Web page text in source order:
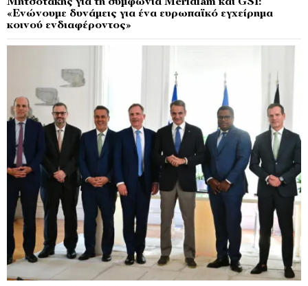
«Ενώνουμε δυνάμεις για ένα ευρωπαϊκό εγχείρημα
κοινού ενδιαφέροντος»